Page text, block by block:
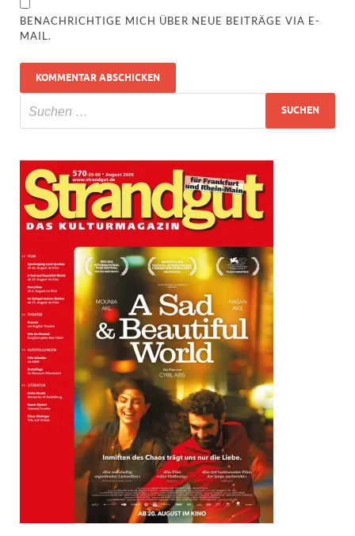
BENACHRICHTIGE MICH ÜBER NEUE BEITRÄGE VIA E-
MAIL.